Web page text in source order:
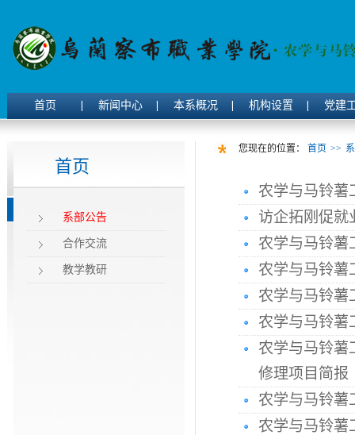
首页 新闻中心 本系概况 机构设置 党建
首页
系部公告
合作交流
教学教研
您现在的位置： 首页 >>
农学与马铃薯
访企拓刚促就
农学与马铃薯
农学与马铃薯
农学与马铃薯
农学与马铃薯
农学与马铃薯
修理项目简报
农学与马铃薯
农学与马铃薯